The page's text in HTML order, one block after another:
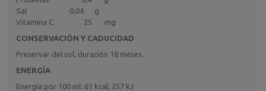
Sal 0,04 g
Vitamina C 25 mg
CONSERVACIÓN Y CADUCIDAD
Preservar del sol, duración 18 meses.
ENERGÍA
Energía por 100 ml: 61 kcal, 257 kJ